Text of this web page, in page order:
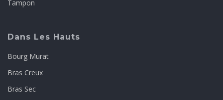
Tampon
Dans Les Hauts
Bourg Murat
Bras Creux
Bras Sec